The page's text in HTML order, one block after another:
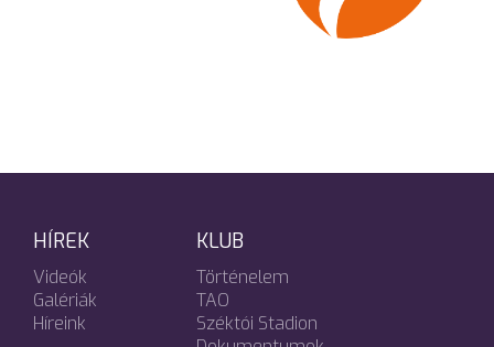
HÍREK
Videók
Galériák
Híreink
KLUB
Történelem
TAO
Széktói Stadion